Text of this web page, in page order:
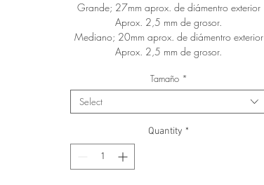
Grande; 27mm aprox. de diámentro exterior
Aprox. 2,5 mm de grosor.
Mediano; 20mm aprox. de diámentro exterior
Aprox. 2,5 mm de grosor.
Tamaño *
Select
Quantity *